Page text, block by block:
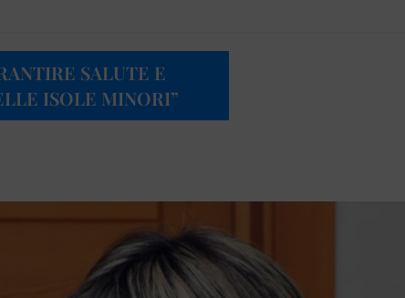
SALUTE E
ISOLE MINORI”